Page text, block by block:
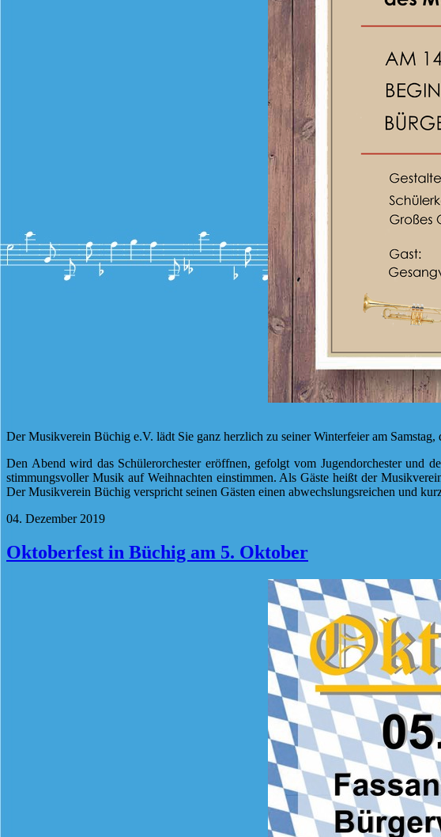
Der Musikverein Büchig e.V. lädt Sie ganz herzlich zu seiner Winterfeier am
Den Abend wird das Schülerorchester eröffnen, gefolgt vom Jugendorchester und
stimmungsvoller Musik auf Weihnachten einstimmen. Als Gäste heißt der
Der Musikverein Büchig verspricht seinen Gästen einen abwechslungsreichen und
04. Dezember 2019
Oktoberfest in Büchig am 5. Oktober